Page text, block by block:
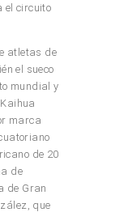
el circuito
atletas de
el sueco
mundial y
marca
de 20
de
de Gran
que